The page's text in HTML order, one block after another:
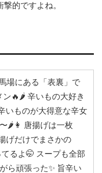
的ですよね。
場にある「表裏」で
🔥🌶️ 辛いもの大好き
いものが大得意な辛女
🌶️👩 唐揚げは一枚
げだけでまさかの
るよ🤭 スープも全部
ら頑張った✨ 旨辛い